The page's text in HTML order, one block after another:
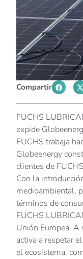
Compartir
FUCHS
expide
FUCHS trabaja
Globeenergy
clientes de
Con la
medioambiental,
términos de
FUCHS
Unión Europea. A
activa a respetar
el ecosistema,